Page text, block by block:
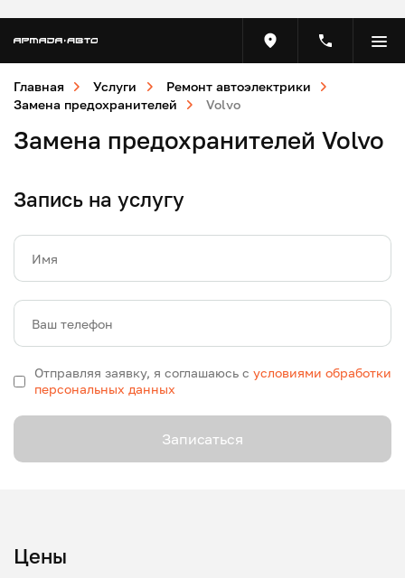
Главная Услуги
Ремонт автоэлектрики
Замена предохранителей
Volvo
Замена предохранителей Volvo
Запись на услугу
Имя
Ваш телефон
Отправляя заявку, я соглашаюсь с условиями обработки
персональных данных
Записаться
Цены